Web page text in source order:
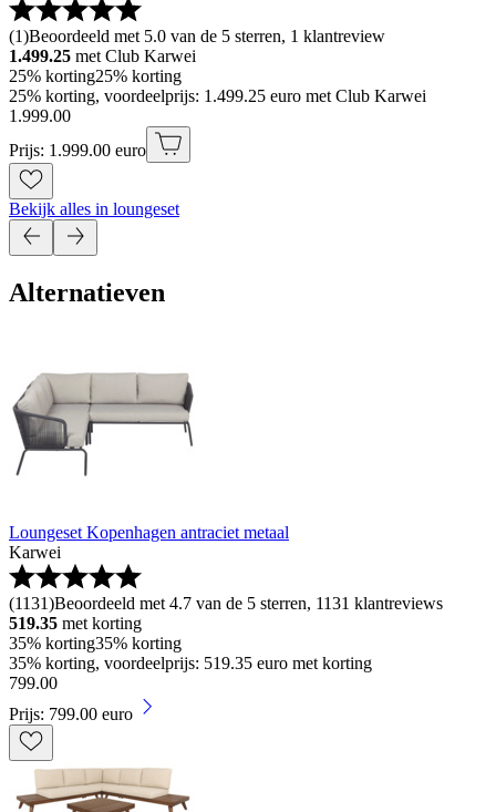
(1)Beoordeeld met 5.0 van de 5 sterren, 1 klantreview
1.499.25 met Club Karwei
25% korting25% korting
25% korting, voordeelprijs: 1.499.25 euro met Club Karwei
1 .999.00
Prijs: 1.999.00 euro
Bekijk alles in loungeset
Alternatieven
Loungeset Kopenhagen antraciet metaal
Karwei
(1131)Beoordeeld met 4.7 van de 5 sterren, 1131 klantreviews
519.35 met korting
35% korting35% korting
35% korting, voordeelprijs: 519.35 euro met korting
799.00
Prijs: 799.00 euro